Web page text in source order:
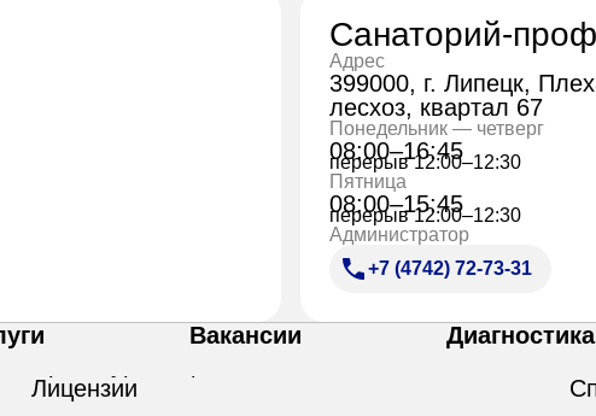
Санаторий-
Адрес
399000, г. Липецк,
лесхоз, квартал 67
Понедельник — четверг
08:00–16:45
перерыв 12:00–12:30
Пятница
08:00–15:45
перерыв 12:00–12:30
Администратор
+7 (4742) 72-73-31
Вакансии Диагностика
Лицензии